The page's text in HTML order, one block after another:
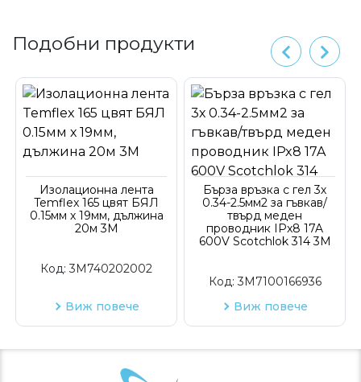
Подобни продукти
Изолационна лента
Temflex 165 цвят БЯЛ
0.15мм х 19мм, дължина
20м 3M
Код:3M740202002
Виж повече
Бърза връзка с гел 3х
0.34-2.5мм2 за гъвкав/
твърд меден
проводник IPx8 17A
600V Scotchlok 314 3M
Код:3M7100166936
Виж повече